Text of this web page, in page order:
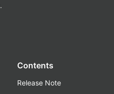
Contents
Release Note